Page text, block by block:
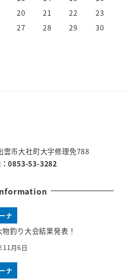
20 21 22
23
27 28 29
30
雲市大社町大字修理免788
0853-53-3282
ナ
釣り大会結果発表！
11月6日
ナ